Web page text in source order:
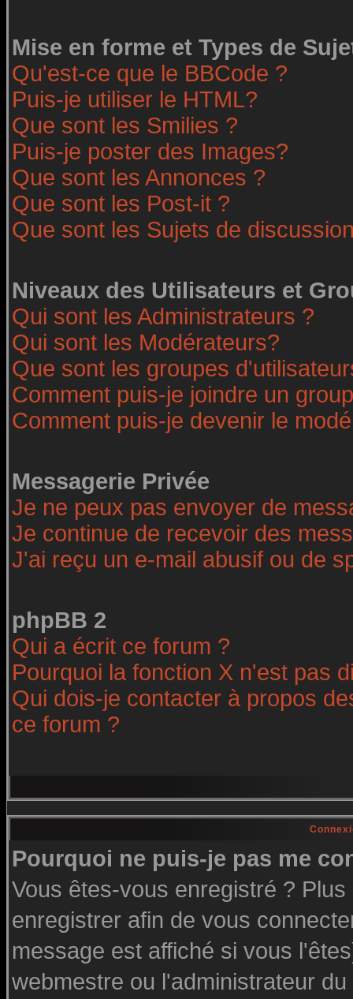
Mise en forme et Types de
Qu'est-ce que le BBCode ?
Puis-je utiliser le HTML?
Que sont les Smilies ?
Puis-je poster des Images?
Que sont les Annonces ?
Que sont les Post-it ?
Que sont les Sujets de
Niveaux des Utilisateurs et
Qui sont les Administrateurs ?
Qui sont les Modérateurs?
Que sont les groupes
Comment puis-je joindre un
Comment puis-je devenir le
Messagerie Privée
Je ne peux pas envoyer de
Je continue de recevoir des
J'ai reçu un e-mail abusif ou de
phpBB 2
Qui a écrit ce forum ?
Pourquoi la fonction X n'est pas
Qui dois-je contacter à propos
ce forum ?
Pourquoi ne puis-je pas me
Vous êtes-vous enregistré ?
enregistrer afin de vous
message est affiché si vous
webmestre ou l'administrateur